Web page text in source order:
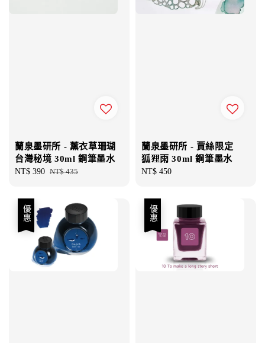
蘭泉墨研所 - 薰衣草珊瑚
台灣秘境 30ml 鋼筆墨水
Sale
NT$ 390 Regular
NT$ 435
蘭泉墨研所 - 賈絲限定
狐狸雨 30ml 鋼筆墨水
Regular
NT$ 450
優惠 優惠